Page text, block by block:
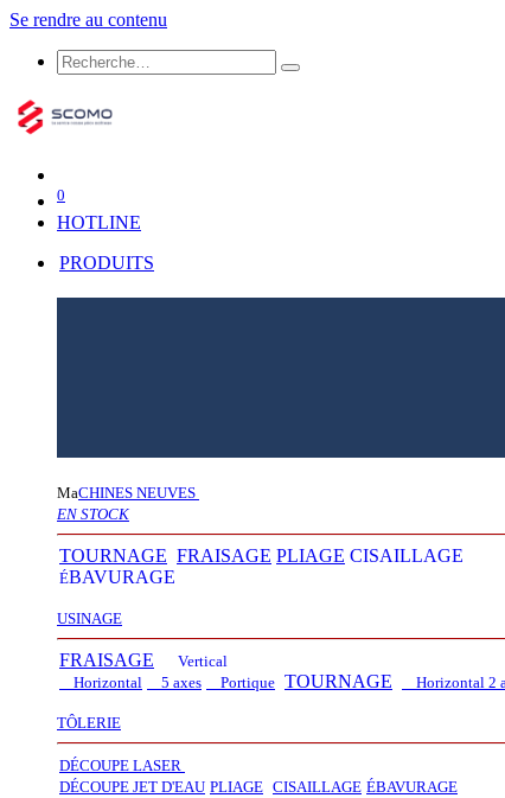
Se rendre au contenu
0
HOTLINE
PRODUITS
MaCHINES NEUVES
EN STOCK
TOURNAGE FRAISAGE PLIAGE CISAILLAGE
ÉBAVURAGE
USINAGE
FRAISAGE
Vertical
Horizontal
5 axes Portique TOURNAGE Horizontal 2
TÔLERIE
DÉCOUPE LASER
DÉCOUPE JET D'EAU PLIAGE CISAILLAGE ÉBAVURAGE